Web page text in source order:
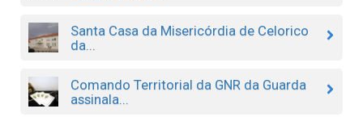
Santa Casa da Misericórdia de Celorico
da...
Comando Territorial da GNR da Guarda
assinala...